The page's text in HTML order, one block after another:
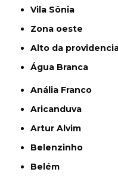
Vila Sônia
Zona oeste
alto da
Água Branca
Anália Franco
Aricanduva
Artur Alvim
Belenzinho
Belém